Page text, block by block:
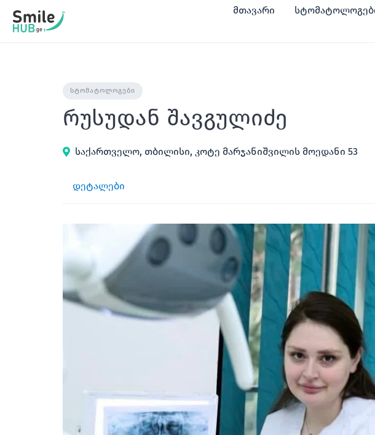
გადასვლა
მთავარი
ᲡᲢᲝᲛᲐᲢᲝᲚᲝᲒᲔᲑᲘ
რუსუდან შავგულიძე
საქართველო, თბილისი, კოტე მარჯანიშვილის მოედანი 53
დეტალები